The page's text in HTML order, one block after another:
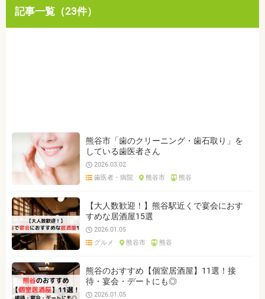
おでかけ
カテゴリを選ぶ
すべて グルメ 美容・健康 歯医者・病院 おでかけ
記事一覧（23件）
熊谷市「歯のクリーニング・歯石取り」を
している歯医者さん
2026.03.02
歯医者・病院
熊谷市 熊谷
【大人数歓迎！】熊谷駅近くで宴会におす
すめな居酒屋15選
2026.01.05
グルメ
熊谷市 熊谷
熊谷のおすすめ【個室居酒屋】11選！接
待・宴会・デートにも◎
2026.01.05